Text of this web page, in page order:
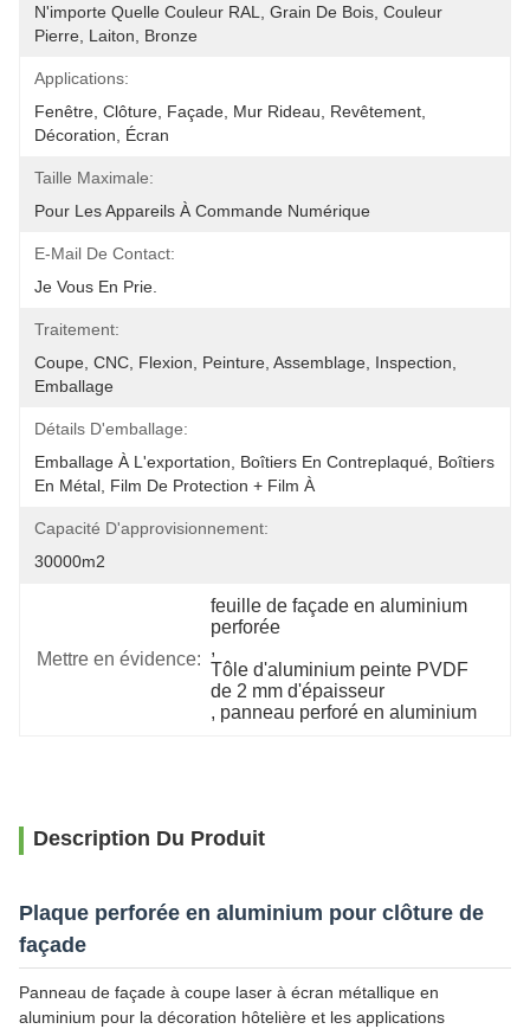
N'importe Quelle Couleur RAL, Grain De Bois, Couleur
Pierre, Laiton, Bronze
Applications:
Fenêtre, Clôture, Façade, Mur Rideau, Revêtement,
Décoration, Écran
Taille Maximale:
Pour Les Appareils À Commande Numérique
E-Mail De Contact:
Je Vous En Prie.
Traitement:
Coupe, CNC, Flexion, Peinture, Assemblage, Inspection,
Emballage
Détails D'emballage:
Emballage À L'exportation, Boîtiers En Contreplaqué, Boîtiers
En Métal, Film De Protection + Film À
Capacité D'approvisionnement:
30000m2
Mettre en évidence:
feuille de façade en aluminium
perforée
,
Tôle d'aluminium peinte PVDF
de 2 mm d'épaisseur
, panneau perforé en aluminium
Description Du Produit
Plaque perforée en aluminium pour clôture de
façade
Panneau de façade à coupe laser à écran métallique en
aluminium pour la décoration hôtelière et les applications